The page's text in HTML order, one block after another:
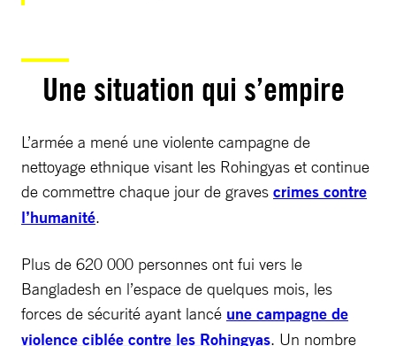
Une situation qui s’empire
L’armée a mené une violente campagne de
nettoyage ethnique visant les Rohingyas et continue
de commettre chaque jour de graves crimes contre
l’humanité.
Plus de 620 000 personnes ont fui vers le
Bangladesh en l’espace de quelques mois, les
forces de sécurité ayant lancé une campagne de
violence ciblée contre les Rohingyas. Un nombre